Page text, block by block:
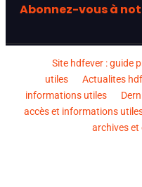
Abonnez-vous à
Site hdfever : guide
utiles
Actualites
informations utiles
accès et informations
archives et